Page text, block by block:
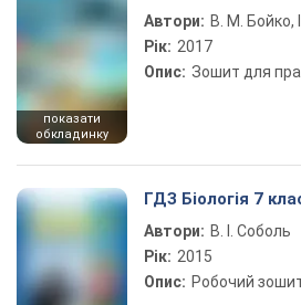
показати
обкладинку
Автори: В. М. Бойко,
Рік: 2017
Опис: Зошит для
ГДЗ Біологія 7
Автори: В. І. Соболь
Рік: 2015
Опис: Робочий